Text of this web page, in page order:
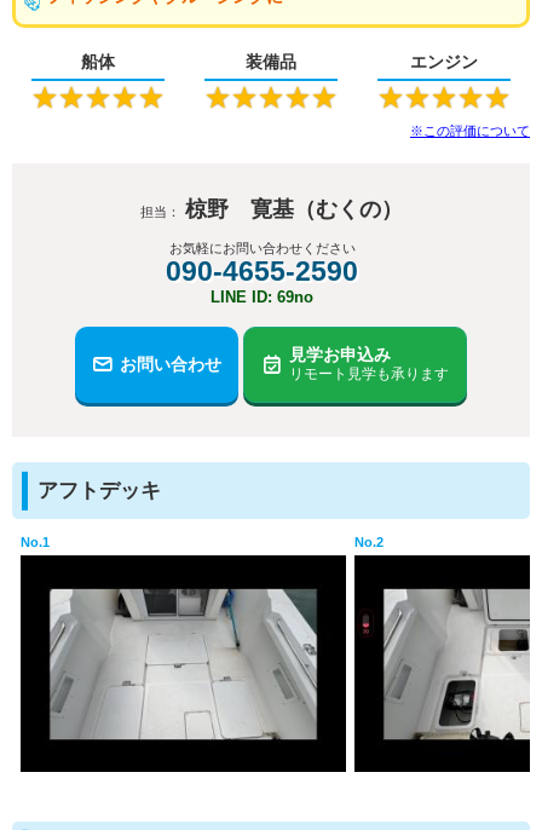
船体
★★★★★
装備品
★★★★★
エンジン
★★★★★
※この評価について
担当： 椋野 寛基（むくの）
お気軽にお問い合わせください
090-4655-2590
LINE ID: 69no
お問い合わせ 見学お申込み
リモート見学も承ります
アフトデッキ
No.1 No.2